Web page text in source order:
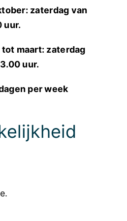
zaterdag van
uur.
maart: zaterdag
uur.
per week